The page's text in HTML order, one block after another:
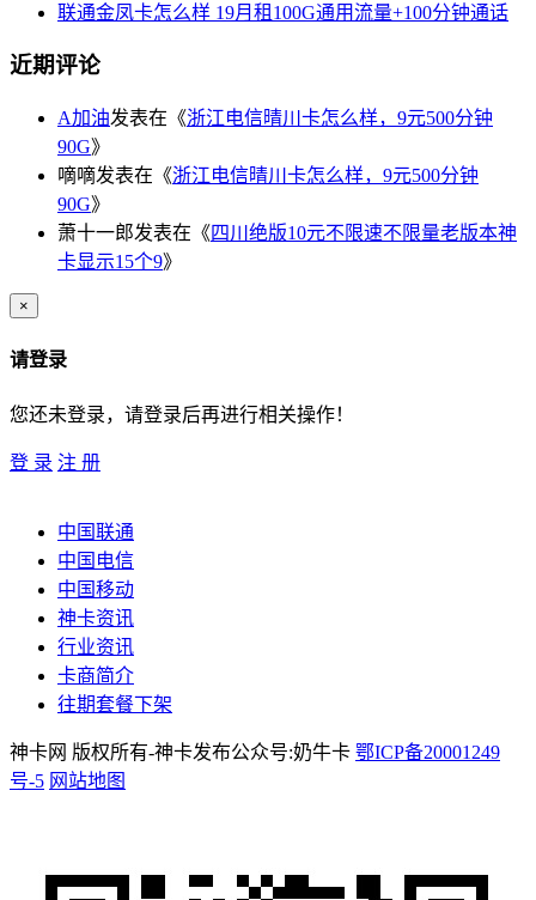
联通金凤卡怎么样 19月租100G通用流量+100分钟通话
近期评论
A加油发表在《浙江电信晴川卡怎么样，9元500分钟
90G》
嘀嘀发表在《浙江电信晴川卡怎么样，9元500分钟
90G》
萧十一郎发表在《四川绝版10元不限速不限量老版本神
卡显示15个9》
×
请登录
您还未登录，请登录后再进行相关操作！
登 录 注 册
中国联通
中国电信
中国移动
神卡资讯
行业资讯
卡商简介
往期套餐下架
神卡网 版权所有-神卡发布公众号:奶牛卡 鄂ICP备20001249
号-5 网站地图